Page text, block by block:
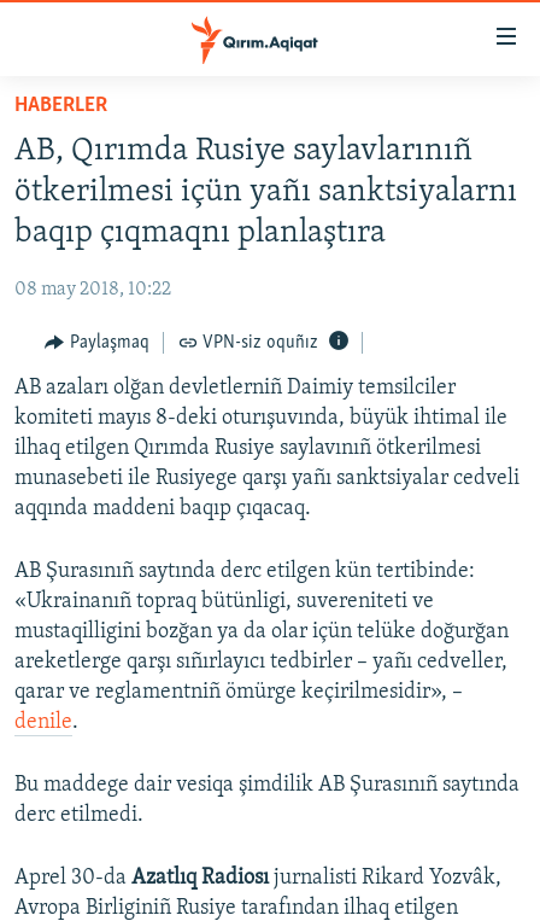
Esas
qaytmaq
Baş
navigatsiyağa
qaytmaq
Qıdıruvğa
qaytmaq
SİYASET
MEDENİYET
İNSAN AQLARI
VİDEO
SÜRET
BLOGLAR
FİKİR
Русский
Українською
QOŞULIÑIZ!
RFE/RS bütün saytları
HABERLER
AB, Qırımda Rusiye saylavlarınıñ
ötkerilmesi içün yañı sanktsiyalarnı
baqıp çıqmaqnı planlaştıra
08 may 2018, 10:22
Paylaşmaq VPN-siz oquñız
AB azaları olğan devletlerniñ Daimiy temsilciler
komiteti mayıs 8-deki oturışuvında, büyük ihtimal ile
ilhaq etilgen Qırımda Rusiye saylavınıñ ötkerilmesi
munasebeti ile Rusiyege qarşı yañı sanktsiyalar cedveli
aqqında maddeni baqıp çıqacaq.
AB Şurasınıñ saytında derc etilgen kün tertibinde:
«Ukrainanıñ topraq bütünligi, suvereniteti ve
mustaqilligini bozğan ya da olar içün telüke doğurğan
areketlerge qarşı sıñırlayıcı tedbirler – yañı cedveller,
qarar ve reglamentniñ ömürge keçirilmesidir», –
denile.
Bu maddege dair vesiqa şimdilik AB Şurasınıñ saytında
derc etilmedi.
Aprel 30-da Azatlıq Radiosıjurnalisti Rikard Yozvâk,
Avropa Birliginiñ Rusiye tarafından ilhaq etilgen